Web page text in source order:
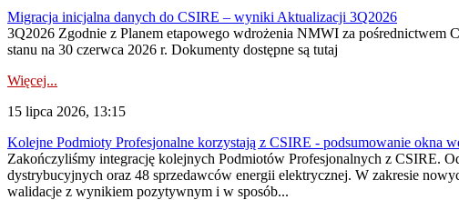
Migracja inicjalna danych do CSIRE – wyniki Aktualizacji 3Q2026
3Q2026 Zgodnie z Planem etapowego wdrożenia NMWI za
stanu na 30 czerwca 2026 r. Dokumenty dostępne są tutaj
Więcej...
15 lipca 2026, 13:15
Kolejne Podmioty Profesjonalne korzystają z CSIRE - podsumowanie okna
Zakończyliśmy integrację kolejnych Podmiotów Profesjonalnych z CSIRE.
dystrybucyjnych oraz 48 sprzedawców energii elektrycznej. W zakresie
walidacje z wynikiem pozytywnym i w sposób...